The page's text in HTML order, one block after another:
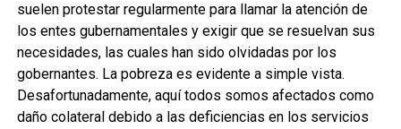
suelen protestar regularmente para llamar la atención de
los entes gubernamentales y exigir que se resuelvan sus
necesidades, las cuales han sido olvidadas por los
gobernantes. La pobreza es evidente a simple vista.
Desafortunadamente, aquí todos somos afectados como
daño colateral debido a las deficiencias en los servicios